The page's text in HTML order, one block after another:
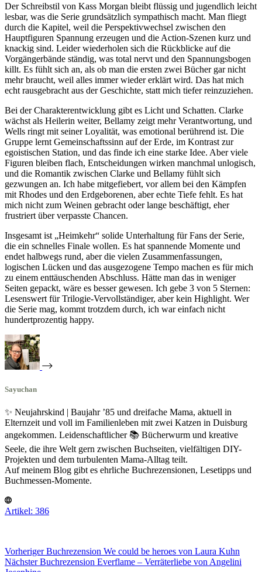
Der Schreibstil von Kass Morgan bleibt flüssig und jugendlich leicht
lesbar, was die Serie grundsätzlich sympathisch macht. Man fliegt
durch die Kapitel, weil die Perspektivwechsel zwischen den
Hauptfiguren Spannung erzeugen und die Action-Szenen kurz und
knackig sind. Leider wiederholen sich die Rückblicke auf die
Vorgängerbände ständig, was total nervt und den Spannungsbogen
killt. Es fühlt sich an, als ob man die ersten zwei Bücher gar nicht
mehr braucht, weil alles immer wieder erklärt wird. Das hat mich
echt rausgebracht aus der Geschichte, statt mich tiefer reinzuziehen.
Bei der Charakterentwicklung gibt es Licht und Schatten. Clarke
wächst als Heilerin weiter, Bellamy zeigt mehr Verantwortung, und
Wells ringt mit seiner Loyalität, was emotional berührend ist. Die
Gruppe lernt Gemeinschaftssinn auf der Erde, im Kontrast zur
egoistischen Station, und das finde ich eine starke Idee. Aber viele
Figuren bleiben flach, Entscheidungen wirken manchmal unlogisch,
und die Romantik zwischen Clarke und Bellamy fühlt sich
gezwungen an. Ich habe mitgefiebert, vor allem bei den Kämpfen
mit Rhodes und den Erdgeborenen, aber echte Tiefe fehlt. Es hat
mich nicht zum Weinen gebracht oder lange beschäftigt, eher
frustriert über verpasste Chancen.
Insgesamt ist „Heimkehr“ solide Unterhaltung für Fans der Serie,
die ein schnelles Finale wollen. Es hat spannende Momente und
endet halbwegs rund, aber die vielen Zusammenfassungen,
logischen Lücken und das ausgezogene Tempo machen es für mich
zu einem enttäuschenden Abschluss. Hätte man das in weniger
Seiten gepackt, wäre es besser gewesen. Ich gebe 3 von 5 Sternen:
Lesenswert für Trilogie-Vervollständiger, aber kein Highlight. Wer
die Serie mag, kommt trotzdem durch, ich war einfach nicht
hundertprozentig happy.
Sayuchan
✨ Neujahrskind | Baujahr ’85 und dreifache Mama, aktuell in
Elternzeit und voll im Familienleben mit zwei Katzen in Duisburg
angekommen. Leidenschaftlicher 📚 Bücherwurm und kreative
Seele, die ihre Welt gern zwischen Buchseiten, vielfältigen DIY-
Projekten und dem turbulenten Mama-Alltag teilt.
Auf meinem Blog gibt es ehrliche Buchrezensionen, Lesetipps und
Buchmessen-Momente.
Artikel: 386
VorherigerBuchrezension We could be heroes von Laura Kuhn
NächsterBuchrezension Everflame – Verräterliebe von Angelini